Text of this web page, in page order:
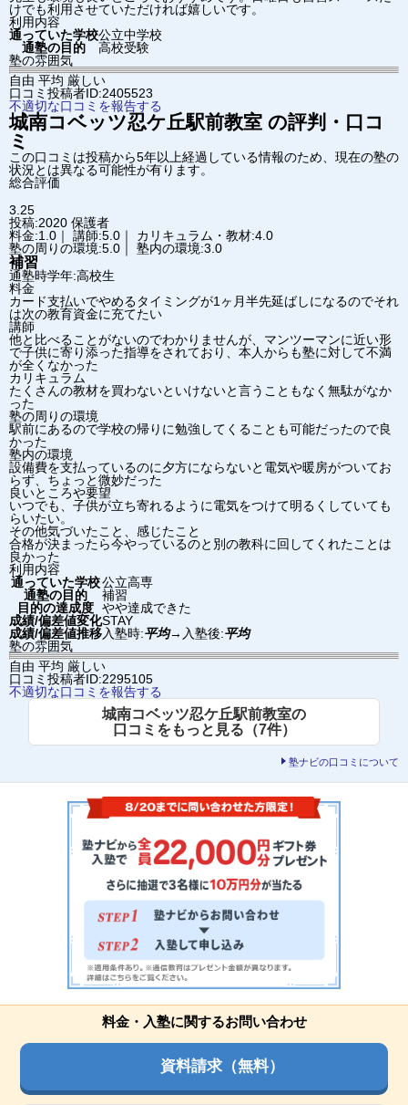
けでも利用させていただければ嬉しいです。
利用内容
通っていた学校公立中学校
通塾の目的
高校受験
塾の雰囲気
自由 平均 厳しい
口コミ投稿者ID:2405523
不適切な口コミを報告する
城南コベッツ忍ケ丘駅前教室 の評判・口コ
ミ
この口コミは投稿から5年以上経過している情報のため、現在の塾の
状況とは異なる可能性が有ります。
総合評価
3.25
投稿:2020 保護者
料金:1.0｜ 講師:5.0｜ カリキュラム・教材:4.0
塾の周りの環境:5.0｜ 塾内の環境:3.0
補習
通塾時学年:高校生
料金
カード支払いでやめるタイミングが1ヶ月半先延ばしになるのでそれ
は次の教育資金に充てたい
講師
他と比べることがないのでわかりませんが、マンツーマンに近い形
で子供に寄り添った指導をされており、本人からも塾に対して不満
が全くなかった
カリキュラム
たくさんの教材を買わないといけないと言うこともなく無駄がなか
った
塾の周りの環境
駅前にあるので学校の帰りに勉強してくることも可能だったので良
かった
塾内の環境
設備費を支払っているのに夕方にならないと電気や暖房がついてお
らず、ちょっと微妙だった
良いところや要望
いつでも、子供が立ち寄れるように電気をつけて明るくしていても
らいたい。
その他気づいたこと、感じたこと
合格が決まったら今やっているのと別の教科に回してくれたことは
良かった
利用内容
通っていた学校公立高専
通塾の目的
補習
目的の達成度 やや達成できた
成績/偏差値変化STAY
成績/偏差値推移入塾時:平均→ 入塾後:平均
塾の雰囲気
自由 平均 厳しい
口コミ投稿者ID:2295105
不適切な口コミを報告する
城南コベッツ忍ケ丘駅前教室の
口コミをもっと見る（7件）
塾ナビの口コミについて
料金・入塾に関するお問い合わせ
資料請求（無料）